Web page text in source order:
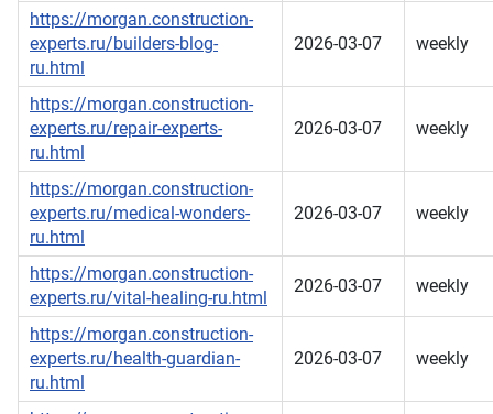
https://morgan.construction-
experts.ru/builders-blog-
ru.html
2026-03-07 weekly
https://morgan.construction-
experts.ru/repair-experts-
ru.html
2026-03-07 weekly
https://morgan.construction-
experts.ru/medical-wonders-
ru.html
2026-03-07 weekly
https://morgan.construction-
experts.ru/vital-healing-ru.html
2026-03-07 weekly
https://morgan.construction-
experts.ru/health-guardian-
ru.html
2026-03-07 weekly